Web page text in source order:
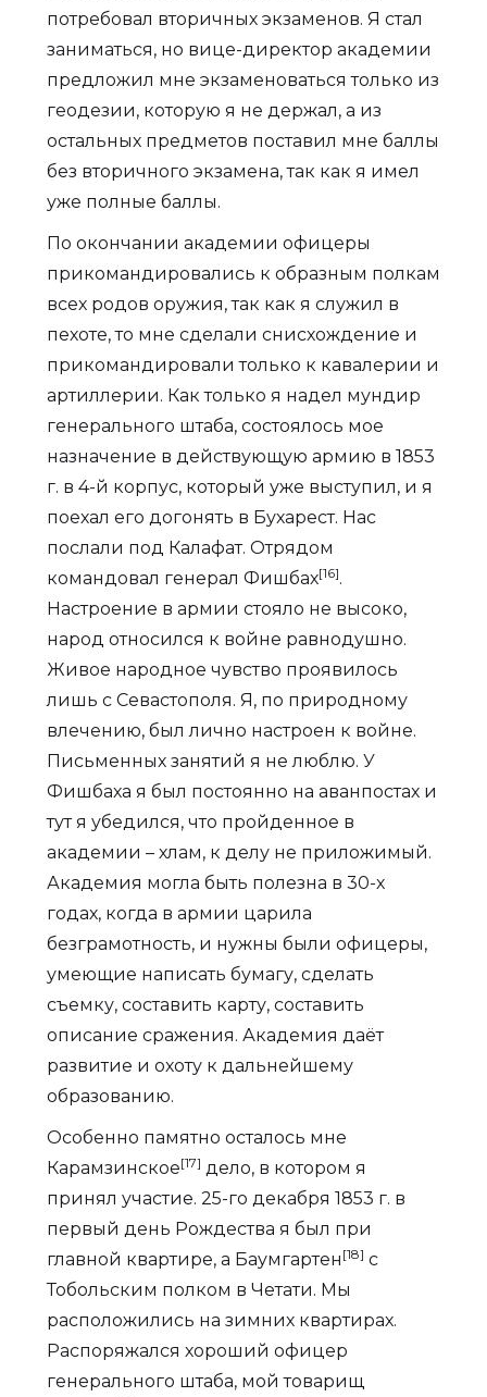
потребовал вторичных экзаменов. Я стал
заниматься, но вице-директор академии
предложил мне экзаменоваться только из
геодезии, которую я не держал, а из
остальных предметов поставил мне баллы
без вторичного экзамена, так как я имел
уже полные баллы.
По окончании академии офицеры
прикомандировались к образным полкам
всех родов оружия, так как я служил в
пехоте, то мне сделали снисхождение и
прикомандировали только к кавалерии и
артиллерии. Как только я надел мундир
генерального штаба, состоялось мое
назначение в действующую армию в 1853
г. в 4-й корпус, который уже выступил, и я
поехал его догонять в Бухарест. Нас
послали под Калафат. Отрядом
командовал генерал Фишбах[16].
Настроение в армии стояло не высоко,
народ относился к войне равнодушно.
Живое народное чувство проявилось
лишь с Севастополя. Я, по природному
влечению, был лично настроен к войне.
Письменных занятий я не люблю. У
Фишбаха я был постоянно на аванпостах и
тут я убедился, что пройденное в
академии – хлам, к делу не приложимый.
Академия могла быть полезна в 30-х
годах, когда в армии царила
безграмотность, и нужны были офицеры,
умеющие написать бумагу, сделать
съемку, составить карту, составить
описание сражения. Академия даёт
развитие и охоту к дальнейшему
образованию.
Особенно памятно осталось мне
Карамзинское[17] дело, в котором я
принял участие. 25-го декабря 1853 г. в
первый день Рождества я был при
главной квартире, а Баумгартен [18] с
Тобольским полком в Четати. Мы
расположились на зимних квартирах.
Распоряжался хороший офицер
генерального штаба, мой товарищ